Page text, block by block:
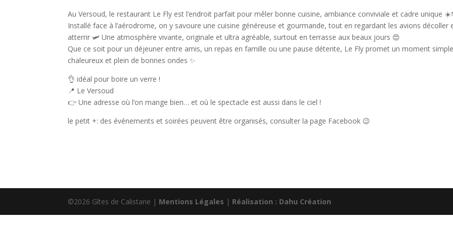
Au Versoud, le restaurant Le Fly est l’endroit parfait pour mêler bonne cuisine, ambiance conviviale et cadre unique
Installé face à l’aérodrome, on y savoure une cuisine généreuse et gourmande, tout en regardant les avions décoller
atterrir 🛩️ Une atmosphère vivante, originale et ultra agréable, surtout en terrasse aux beaux jours 😍
Que ce soit pour un déjeuner entre amis, un repas en famille ou une pause détente, Le Fly promet un moment
chaleureux et plein de bonnes ondes ✨
👌 idéal pour boire un verre !
📍 Le Versoud
👉 Une adresse où l’on mange bien… et où le spectacle est aussi dans le ciel !
le petit +: des événements et soirées peuvent être organisés, consulter la page Facebook 😉
©2026 Gîtes de Calistane | Mentions Légales | Réalisation : Dahu Création